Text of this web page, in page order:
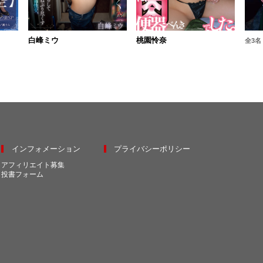
白峰ミウ 桃園怜奈 全3名
インフォメーション
アフィリエイト募集
投書フォーム
プライバシーポリシー